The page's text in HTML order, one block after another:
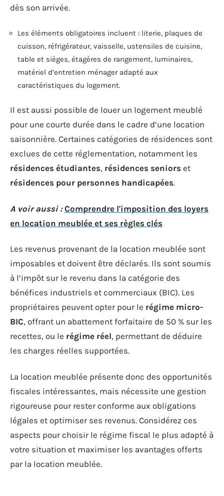
dès son arrivée.
Les éléments obligatoires incluent : literie, plaques de
cuisson, réfrigérateur, vaisselle, ustensiles de cuisine,
table et sièges, étagères de rangement, luminaires,
matériel d’entretien ménager adapté aux
caractéristiques du logement.
Il est aussi possible de louer un logement meublé
pour une courte durée dans le cadre d’une location
saisonnière. Certaines catégories de résidences sont
exclues de cette réglementation, notamment les
résidences étudiantes, résidences seniors et
résidences pour personnes handicapées.
A voir aussi : Comprendre l'imposition des loyers
en location meublée et ses règles clés
Les revenus provenant de la location meublée sont
imposables et doivent être déclarés. Ils sont soumis
à l’impôt sur le revenu dans la catégorie des
bénéfices industriels et commerciaux (BIC). Les
propriétaires peuvent opter pour le régime micro-
BIC, offrant un abattement forfaitaire de 50 % sur les
recettes, ou le régime réel, permettant de déduire
les charges réelles supportées.
La location meublée présente donc des opportunités
fiscales intéressantes, mais nécessite une gestion
rigoureuse pour rester conforme aux obligations
légales et optimiser ses revenus. Considérez ces
aspects pour choisir le régime fiscal le plus adapté à
votre situation et maximiser les avantages offerts
par la location meublée.